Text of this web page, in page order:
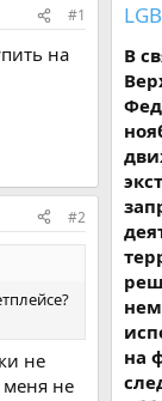
#1
на
#2
не
меня не
В
на